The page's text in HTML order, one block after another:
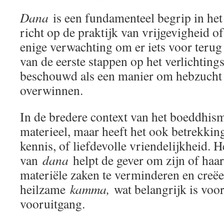
Dana is een fundamenteel begrip in
richt op de praktijk van vrijgevigheid of
enige verwachting om er iets voor
van de eerste stappen op het
beschouwd als een manier om
overwinnen.
In de bredere context van het
materieel, maar heeft het ook
kennis, of liefdevolle vriendelijkheid.
van dana helpt de gever om zijn of
materiële zaken te verminderen en
heilzame kamma, wat belangrijk is
vooruitgang.